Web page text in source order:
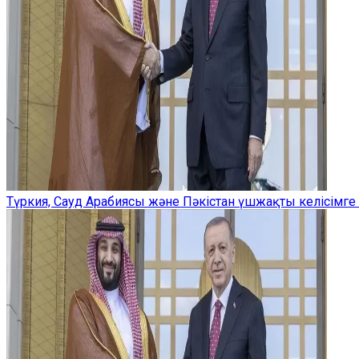
Түркия, Сауд Арабиясы және Пәкістан үшжақты